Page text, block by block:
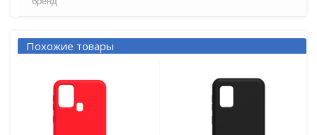
Похожие товары